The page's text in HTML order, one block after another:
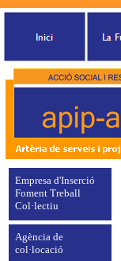
Empresa d'Inserció
Foment Treball
Col·lectiu
Agència de
col·locació